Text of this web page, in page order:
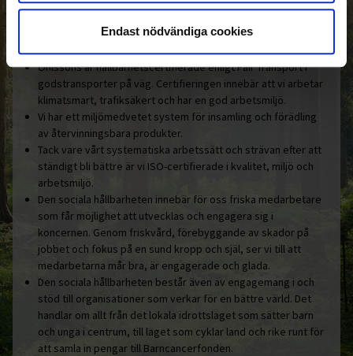
Endast nödvändiga cookies
engagemang.
Här är några konkreta exempel:
Ohlssons är hållbarhetscertifierade enligt Fair Transport i
godstransporter på väg. Certifieringen innebär att vi arbetar
klimatsmart, trafiksäkert och har en god arbetsmiljö.
Vi har ett miljömedvetet system för insamling och förädling
av återvinningsbara produkter.
Tack vare vårt systematiska arbetssätt och strävan efter att
ständigt bli bättre är vi ISO-certifierade i kvalitet, miljö och
arbetsmiljö.
Den sociala hållbarheten innebär för oss friska medarbetare
som får möjlighet att utvecklas och engagera sig i
koncernen. Genom friskvård, förebyggande av skador på
jobbet och fokus på en sund kropp och själ, ser vi till att
medarbetarna mår bra, är engagerade och glada.
Den sociala hållbarheten består även av engagemang i och
stöd till organisationer som verkar för en bättre värld. Det
handlar om allt från det lokala idrottslaget som sätter barn
och unga i centrum, till laget som cyklar land och rike runt för
att samla in pengar till Barncancerfonden.